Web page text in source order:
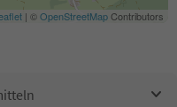
| ©OpenStreetMapContributors